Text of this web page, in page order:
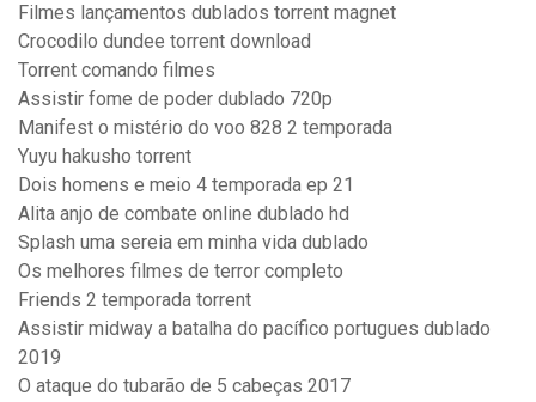
Filmes lançamentos dublados torrent magnet
Crocodilo dundee torrent download
Torrent comando filmes
Assistir fome de poder dublado 720p
Manifest o mistério do voo 828 2 temporada
Yuyu hakusho torrent
Dois homens e meio 4 temporada ep 21
Alita anjo de combate online dublado hd
Splash uma sereia em minha vida dublado
Os melhores filmes de terror completo
Friends 2 temporada torrent
Assistir midway a batalha do pacífico portugues dublado
2019
O ataque do tubarão de 5 cabeças 2017